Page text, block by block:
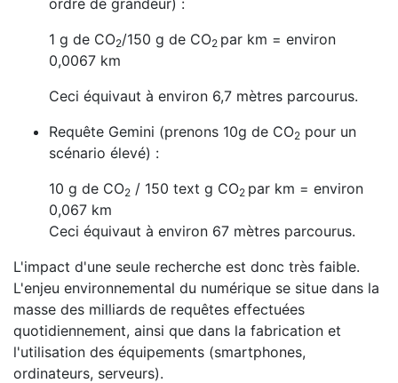
ordre de grandeur) :
1 g de CO2/150 g de CO2 par km = environ
0,0067 km
Ceci équivaut à environ 6,7 mètres parcourus.
Requête Gemini (prenons 10g de CO2 ​ pour un
scénario élevé) :
10 g de CO2 / 150 text g CO2 par km = environ
0,067 km
Ceci équivaut à environ 67 mètres parcourus.
L'impact d'une seule recherche est donc très faible.
L'enjeu environnemental du numérique se situe dans la
masse des milliards de requêtes effectuées
quotidiennement, ainsi que dans la fabrication et
l'utilisation des équipements (smartphones,
ordinateurs, serveurs).